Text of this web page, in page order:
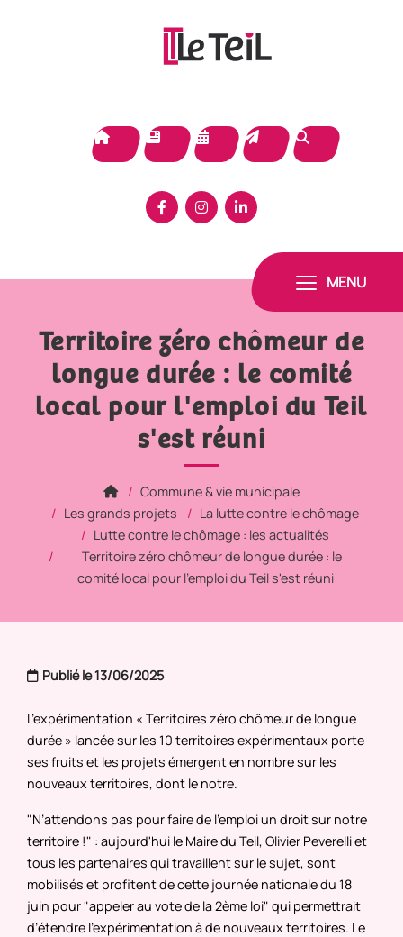
MENU
Territoire zéro chômeur de
longue durée : le comité
local pour l'emploi du Teil
s'est réuni
Commune & vie municipale
Les grands projets
La lutte contre le chômage
Lutte contre le chômage : les actualités
Territoire zéro chômeur de longue durée : le
comité local pour l'emploi du Teil s'est réuni
Publié le 13/06/2025
L’expérimentation « Territoires zéro chômeur de longue
durée » lancée sur les 10 territoires expérimentaux porte
ses fruits et les projets émergent en nombre sur les
nouveaux territoires, dont le notre.
"N’attendons pas pour faire de l’emploi un droit sur notre
territoire !" : aujourd'hui le Maire du Teil, Olivier Peverelli et
tous les partenaires qui travaillent sur le sujet, sont
mobilisés et profitent de cette journée nationale du 18
juin pour "appeler au vote de la 2ème loi" qui permettrait
d’étendre l'expérimentation à de nouveaux territoires. Le